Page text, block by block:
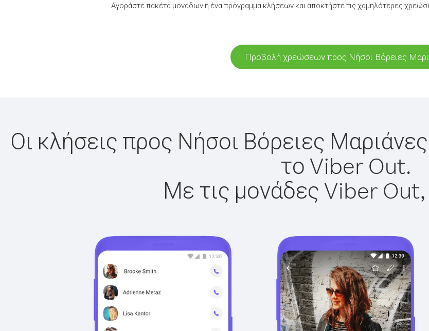
Αγοράστε πακέτα μονάδων ή ένα πρόγραμμα κλήσεων και αποκτήστε τις χαμηλότερες
Προβολή χρεώσεων προς Νήσοι Βόρειες
Οι κλήσεις προς Νήσοι Βόρειες
το Viber Out.
Με τις μονάδες Viber